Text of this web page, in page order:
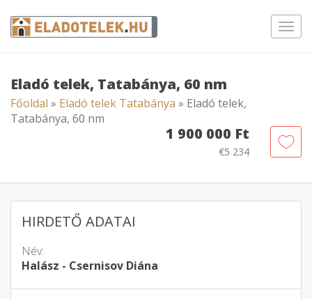
Eladó telek, Tatabánya, 60 nm
Főoldal » Eladó telek Tatabánya » Eladó telek,
Tatabánya, 60 nm
1 900 000 Ft
€5 234
HIRDETŐ ADATAI
Név:
Halász - Csernisov Diána